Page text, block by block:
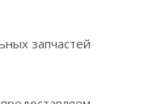
запчастей